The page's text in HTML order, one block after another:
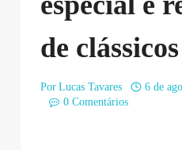
de clássicos
Por Lucas Tavares
6 de
0 Comentários